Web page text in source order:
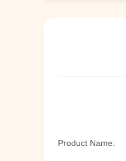
Product Name: